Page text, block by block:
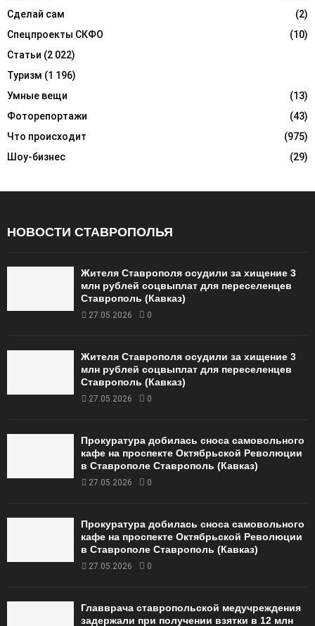
Сделай сам
(2)
Спецпроекты СКФО
(10)
Статьи (2 022)
Туризм (1 196)
Умные вещи
(13)
Фоторепортажи
(43)
Что происходит
(975)
Шоу-бизнес
(29)
НОВОСТИ СТАВРОПОЛЬЯ
Жителя Ставрополя осудили за хищение 3
млн рублей соцвыплат для переселенцев
Ставрополь (Кавказ)
27.05.2026 0
Жителя Ставрополя осудили за хищение 3
млн рублей соцвыплат для переселенцев
Ставрополь (Кавказ)
27.05.2026 0
Прокуратура добилась сноса самовольного
кафе на проспекте Октябрьской Революции
в Ставрополе Ставрополь (Кавказ)
27.05.2026 0
Прокуратура добилась сноса самовольного
кафе на проспекте Октябрьской Революции
в Ставрополе Ставрополь (Кавказ)
27.05.2026 0
Главврача ставропольской медучреждения
задержали при получении взятки в 12 млн